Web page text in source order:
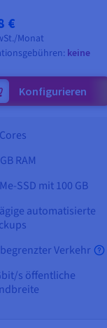
€
Monat
keine
Konfigurieren
RAM
SSD mit 100 GB
automatisierte
Verkehr
s öffentliche